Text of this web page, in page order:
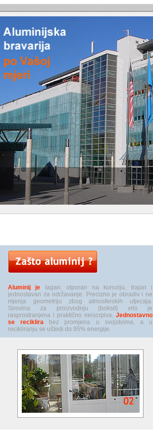
Aluminij je
lagan, otporan na koroziju, trajan i
jednostavan za održavanje. Precizno je obradiv i ne
mjenja geometriju zbog atmosferskih utjecaja.
Sirovina za proizvodnju (boksit) vrlo je
rasprostranjena i praktično neiscrpiva. Jednostavno
se reciklira bez promjena u svojstvima, a u
recikliranju se uštedi do 95% energije.